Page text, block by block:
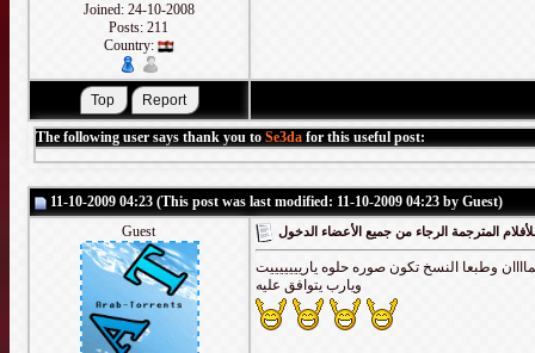
Joined: 24-10-2008
Posts: 211
Country:
The following user says thank you to Se3da for this useful post:
11-10-2009 04:23 (This post was last modified: 11-10-2009 04:23 by Guest)
Guest
المترجمة الرجاء من جميع الأعضاء الدخول
وطبعا النسخ تكون صوره حلوه ياريييييييت
ويارب يتوافق عليه